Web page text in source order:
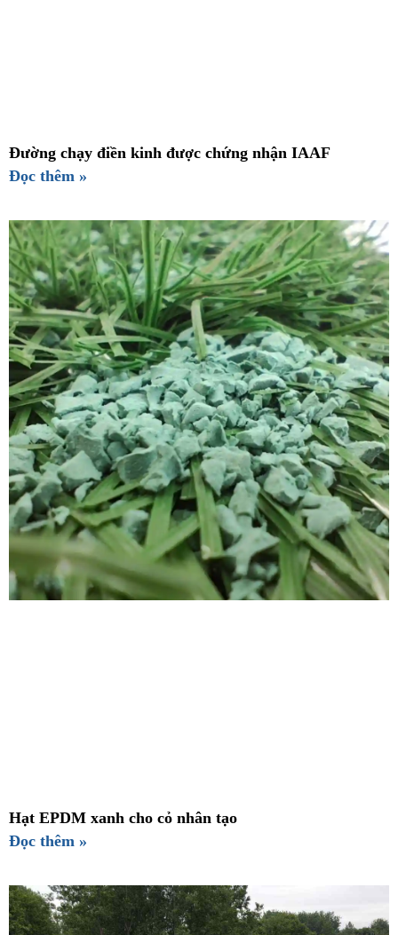
Đường chạy điền kinh được chứng nhận IAAF
Đọc thêm »
Hạt EPDM xanh cho cỏ nhân tạo
Đọc thêm »